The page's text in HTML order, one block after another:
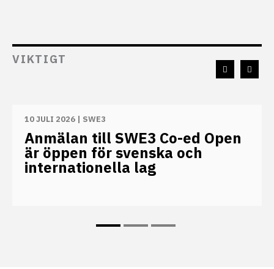
VIKTIGT
10 JULI 2026 | SWE3
Anmälan till SWE3 Co-ed Open
är öppen för svenska och
internationella lag